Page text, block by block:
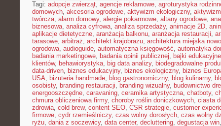
Tagi: adopcje zwierząt, agencje reklamowe, agroturystyka
domowych, akcesoria ogrodowe, aktywizm ekologiczny,
twórcza, alarm domowy, alergie pokarmowe, altany ogrodowe,
biznesowa, analiza cyfrowa, analiza sprzedaży, animacje 2D,
aplikacje dietetyczne, aranżacja balkonu, aranżacja restauracji,
tarasowe, arbitraż, architekt krajobrazu, architektura miejska
ogrodowa, audioguide, automatyczna księgowość, automatyka
badania marketingowe, badania opinii publicznej, bajki edukacyjne
klientów, behawiorystyka, big data analizy, biodegradowalne
data-driven, biznes edukacyjny, biznes ekologiczny, biznes
USA, bizuteria handmade, blog gastronomiczny, blog kulinarny,
osobisty, branding restauracji, branding wizualny, budownictwo
energooszczędne, caravaning, ceramika artystyczna, chatboty,
chmura obliczeniowa firmy, choroby roślin doniczkowych, ciasta
zdrowia, cold brew, content SEO, CSR strategie, customer
firmowe, cydr rzemieślniczy, czas wolny dorosłych, czas wolny
ryżu, dania z soczewicy, data center, decluttering, degustacja win